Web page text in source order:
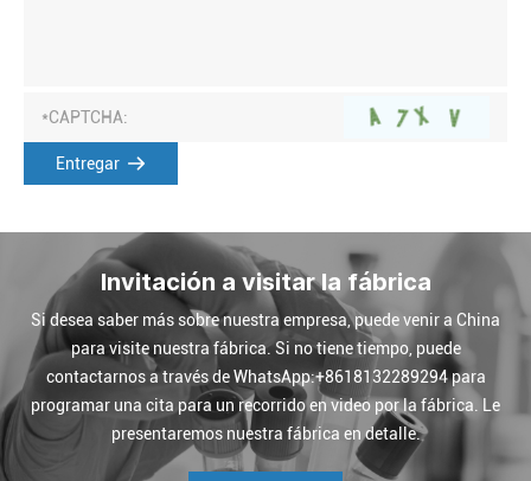
Entregar
Invitación a visitar la fábrica
Si desea saber más sobre nuestra empresa, puede venir a China
para visite nuestra fábrica. Si no tiene tiempo, puede
contactarnos a través de WhatsApp:+8618132289294 para
programar una cita para un recorrido en video por la fábrica. Le
presentaremos nuestra fábrica en detalle.